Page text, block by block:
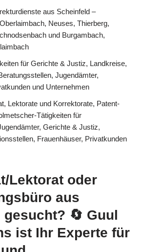
aus Scheinfeld –
Neuses, Thierberg,
und Burgambach,
für Gerichte & Justiz, Landkreise,
Jugendämter,
und Unternehmen
Lektorate und Korrektorate, Patent-
Tätigkeiten für
Gerichte & Justiz,
Frauenhäuser, Privatkunden
Lektorat oder
aus
gesucht? 🔄 Guul
ist Ihr Experte für